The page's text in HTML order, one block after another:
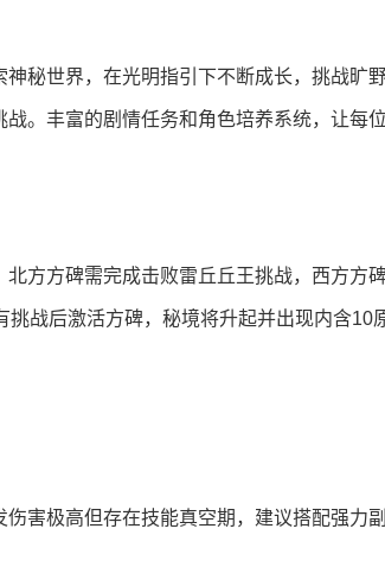
秘世界，在光明指引下不断成长，挑战旷
。丰富的剧情任务和角色培养系统，让每
方方碑需完成击败雷丘丘王挑战，西方方
战后激活方碑，秘境将升起并出现内含10
害极高但存在技能真空期，建议搭配强力